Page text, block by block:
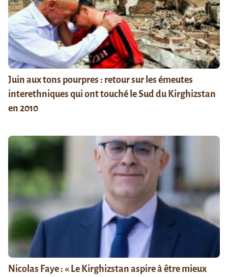
Juin aux tons pourpres : retour sur les émeutes
interethniques qui ont touché le Sud du Kirghizstan
en 2010
Nicolas Faye : « Le Kirghizstan aspire à être mieux